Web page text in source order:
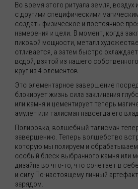
Во время этого ритуала земля, воздух
с другими специфическими
создать физическое и постоянное
намерения и цели. В момент, когда
пиковой мощности, металл
отливается, а затем быстро
водой, взятой из нашего
круг из 4 элементов.
Это элементарное завершение
блокирует жизнь сила заклинания
или камня и цементирует теперь
амулет или талисман навсегда его
Полировка, волшебный талисман
завершению. Теперь волшебство
которую мы полируем и
особый блеск выбранного камня или
дизайна во что-то, что сочетает в
и силу По-настоящему личный
зарядом.